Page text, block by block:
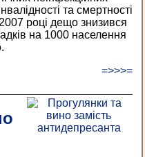
та смертності
році дещо знизився
на 1000 населення
=>>>=